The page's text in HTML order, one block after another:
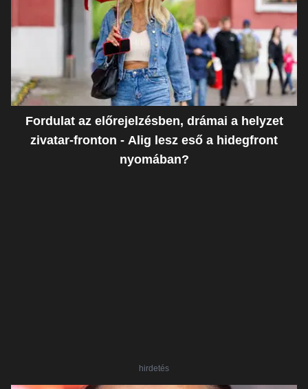
Fordulat az előrejelzésben, drámai a helyzet
zivatar-fronton - Alig lesz eső a hidegfront
nyomában?
hirdetés